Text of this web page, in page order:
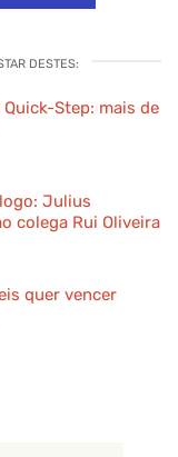
DESTES:
Quick-Step: mais de
Julius
colega Rui Oliveira
quer vencer